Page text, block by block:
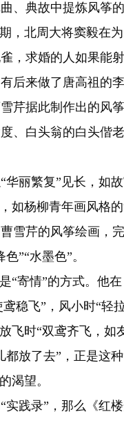
、典故中提炼风筝
，北周大将窦毅在
，求婚的人如果能
后来做了唐高祖的
芹据此制作出的风
、白头翁的白头偕
丽繁复”见长，如故
如杨柳青年画风格
雪芹的风筝绘画，
”“水墨色”。
情”的方式。他在
鸢稳飞”，风小时“轻
飞时“双鸢齐飞，如
放了去”，正是这
渴望。
践录”，那么《红